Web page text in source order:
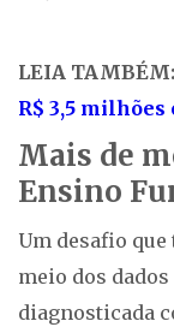
LEIA TAMBÉM:
R$ 3,5
Mais de
Ensino
Um desafio
meio dos
diagnosticada